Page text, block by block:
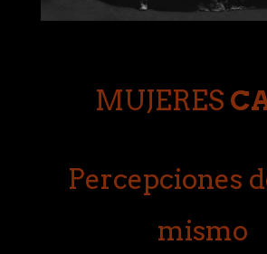
Percepciones
mismo
Como si una fuéramos
en diferentes
Mujeres-casas se alimentan de la